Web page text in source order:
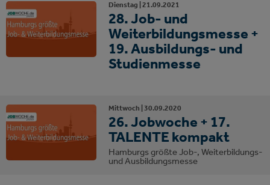
Dienstag | 21.09.2021
28. Job- und
Weiterbildungsmesse +
19. Ausbildungs- und
Studienmesse
Mittwoch | 30.09.2020
26. Jobwoche + 17.
TALENTE kompakt
Hamburgs größte Job-, Weiterbildungs-
und Ausbildungsmesse